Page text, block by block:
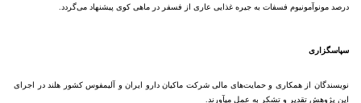
درصد مونوآمونیوم فسفات به جیره غذایی عاری از فسفر در ماهی کوی پیشنهاد می‌گردد.
سپاسگزاری
نویسندگان از همکاری و حمایت‌های مالی شرکت ماکیان دارو ایران و آلیمفوس کشور هلند در اجرای
این پژوهش تقدیر و تشکر به عمل می­آورند.